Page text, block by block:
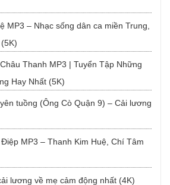
MP3 – Nhạc sống dân ca miền Trung,
Thanh MP3 | Tuyển Tập Những
Hay Nhất (5K)
tuồng (Ông Cò Quận 9) – Cải lương
MP3 – Thanh Kim Huệ, Chí Tâm
lương về mẹ cảm động nhất (4K)